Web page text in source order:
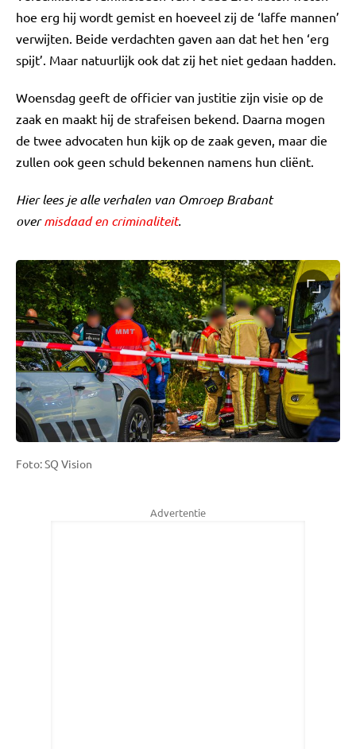
hoe erg hij wordt gemist en hoeveel zij de ‘laffe mannen’
verwijten. Beide verdachten gaven aan dat het hen ‘erg
spijt’. Maar natuurlijk ook dat zij het niet gedaan hadden.
Woensdag geeft de officier van justitie zijn visie op de
zaak en maakt hij de strafeisen bekend. Daarna mogen
de twee advocaten hun kijk op de zaak geven, maar die
zullen ook geen schuld bekennen namens hun cliënt.
Hier lees je alle verhalen van Omroep Brabant
overmisdaad en criminaliteit.
Foto: SQ Vision
Advertentie